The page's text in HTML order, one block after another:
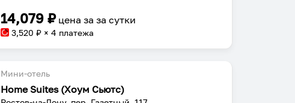
14,079 ₽ цена заза сутки
3,520 ₽ × 4 платежа
Мини-отель
Home Suites (Хоум Сьютс)